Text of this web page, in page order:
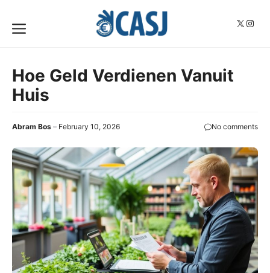
content
X
Menu
Hoe Geld Verdienen Vanuit
Huis
Abram Bos February 10, 2026 No comments